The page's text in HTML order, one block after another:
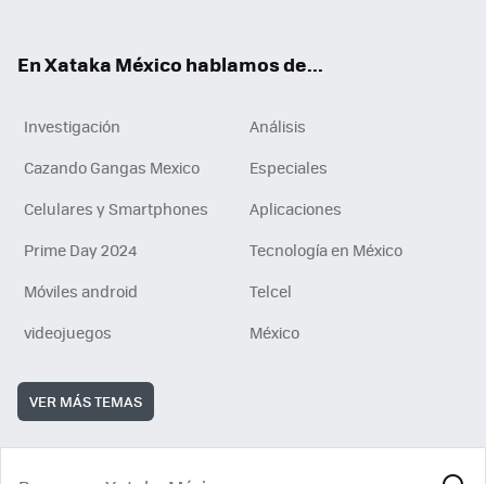
En Xataka México hablamos de...
Investigación
Análisis
Cazando Gangas Mexico
Especiales
Celulares y Smartphones
Aplicaciones
Prime Day 2024
Tecnología en México
Móviles android
Telcel
videojuegos
México
VER MÁS TEMAS